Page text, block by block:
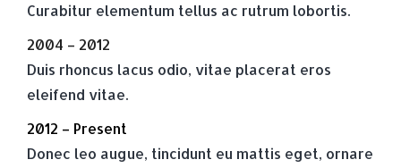
Curabitur elementum tellus ac rutrum lobortis.
2004 – 2012
Duis rhoncus lacus odio, vitae placerat eros
eleifend vitae.
2012 – Present
Donec leo augue, tincidunt eu mattis eget, ornare